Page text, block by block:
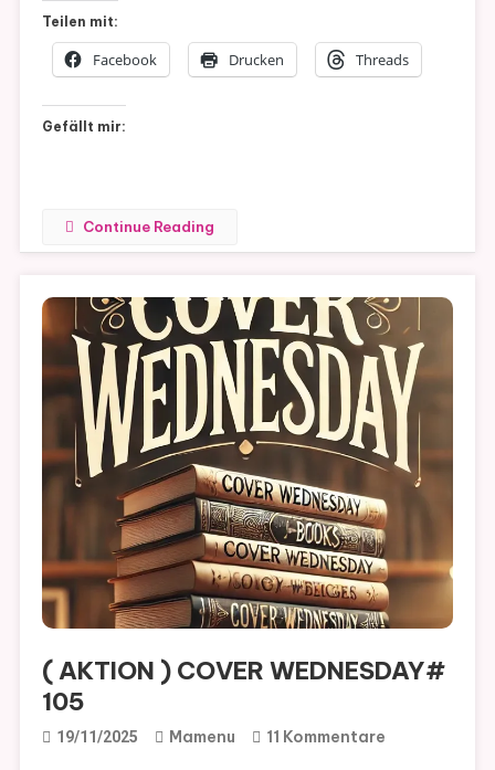
Teilen mit:
Facebook Drucken Threads
Gefällt mir:
Continue Reading
( AKTION ) COVER WEDNESDAY#
105
19/11/2025 Mamenu 11 KommentareZu